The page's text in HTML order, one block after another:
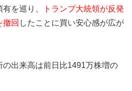
を巡り、
トランプ大統領が反発
撤回 したことに買い安心感が広が
出来高は前日比1491万株増の